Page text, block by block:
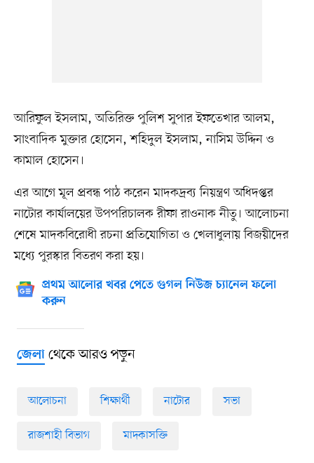
আরিফুল ইসলাম, অতিরিক্ত পুলিশ সুপার ইফতেখার আলম,
সাংবাদিক মুক্তার হোসেন, শহিদুল ইসলাম, নাসিম উদ্দিন ও
কামাল হোসেন।
এর আগে মূল প্রবন্ধ পাঠ করেন মাদকদ্রব্য নিয়ন্ত্রণ অধিদপ্তর
নাটোর কার্যালয়ের উপপরিচালক রীফা রাওনাক নীতু। আলোচনা
শেষে মাদকবিরোধী রচনা প্রতিযোগিতা ও খেলাধুলায় বিজয়ীদের
মধ্যে পুরস্কার বিতরণ করা হয়।
প্রথম আলোর খবর পেতে গুগল নিউজ চ্যানেল ফলো
করুন
জেলাথেকে আরও পড়ুন
আলোচনা শিক্ষার্থী নাটোর সভা
রাজশাহী বিভাগ মাদকাসক্তি